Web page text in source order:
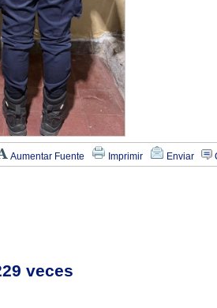
Aumentar Fuente Imprimir Enviar
veces